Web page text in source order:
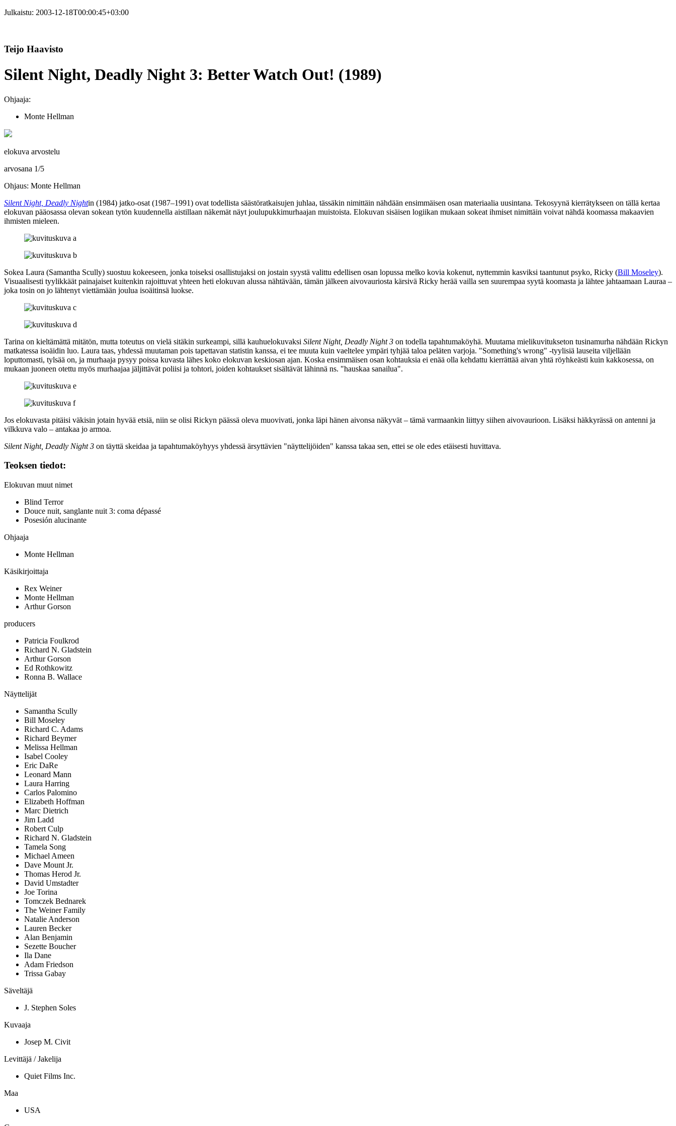
Julkaistu: 2003-12-18T00:00:45+03:00
Teijo Haavisto
Silent Night, Deadly Night 3: Better Watch Out! (1989)
Ohjaaja:
Monte Hellman
elokuva arvostelu
arvosana 1/5
Ohjaus: Monte Hellman
Silent Night, Deadly Nightin (1984) jatko-osat (1987–1991) ovat todellista säästöratkaisujen juhlaa, tässäkin nimittäin nähdään ensimmäisen osan materiaalia uusintana. Tekosyynä kierrätykseen on tällä kertaa
elokuvan pääosassa olevan sokean tytön kuudennella aistillaan näkemät näyt joulupukkimurhaajan muistoista. Elokuvan sisäisen logiikan mukaan sokeat ihmiset nimittäin voivat nähdä koomassa makaavien
ihmisten mieleen.
Sokea Laura (Samantha Scully) suostuu kokeeseen, jonka toiseksi osallistujaksi on jostain syystä valittu edellisen osan lopussa melko kovia kokenut, nyttemmin kasviksi taantunut psyko, Ricky (Bill Moseley).
Visuaalisesti tyylikkäät painajaiset kuitenkin rajoittuvat yhteen heti elokuvan alussa nähtävään, tämän jälkeen aivovauriosta kärsivä Ricky herää vailla sen suurempaa syytä koomasta ja lähtee jahtaamaan Lauraa –
joka tosin on jo lähtenyt viettämään joulua isoäitinsä luokse.
Tarina on kieltämättä mitätön, mutta toteutus on vielä sitäkin surkeampi, sillä kauhuelokuvaksi Silent Night, Deadly Night 3 on todella tapahtumaköyhä. Muutama mielikuvitukseton tusinamurha nähdään Rickyn
matkatessa isoäidin luo. Laura taas, yhdessä muutaman pois tapettavan statistin kanssa, ei tee muuta kuin vaeltelee ympäri tyhjää taloa peläten varjoja. "Something's wrong" ‑tyylisiä lauseita viljellään
loputtomasti, tylsää on, ja murhaaja pysyy poissa kuvasta lähes koko elokuvan keskiosan ajan. Koska ensimmäisen osan kohtauksia ei enää olla kehdattu kierrättää aivan yhtä röyhkeästi kuin kakkosessa, on
mukaan juoneen otettu myös murhaajaa jäljittävät poliisi ja tohtori, joiden kohtaukset sisältävät lähinnä ns. "hauskaa sanailua".
Jos elokuvasta pitäisi väkisin jotain hyvää etsiä, niin se olisi Rickyn päässä oleva muovivati, jonka läpi hänen aivonsa näkyvät – tämä varmaankin liittyy siihen aivovaurioon. Lisäksi häkkyrässä on antenni ja
vilkkuva valo – antakaa jo armoa.
Silent Night, Deadly Night 3 on täyttä skeidaa ja tapahtumaköyhyys yhdessä ärsyttävien "näyttelijöiden" kanssa takaa sen, ettei se ole edes etäisesti huvittava.
Teoksen tiedot:
Elokuvan muut nimet
Blind Terror
Douce nuit, sanglante nuit 3: coma dépassé
Posesión alucinante
Ohjaaja
Monte Hellman
Käsikirjoittaja
Rex Weiner
Monte Hellman
Arthur Gorson
producers
Patricia Foulkrod
Richard N. Gladstein
Arthur Gorson
Ed Rothkowitz
Ronna B. Wallace
Näyttelijät
Samantha Scully
Bill Moseley
Richard C. Adams
Richard Beymer
Melissa Hellman
Isabel Cooley
Eric DaRe
Leonard Mann
Laura Harring
Carlos Palomino
Elizabeth Hoffman
Marc Dietrich
Jim Ladd
Robert Culp
Richard N. Gladstein
Tamela Song
Michael Ameen
Dave Mount Jr.
Thomas Herod Jr.
David Umstadter
Joe Torina
Tomczek Bednarek
The Weiner Family
Natalie Anderson
Lauren Becker
Alan Benjamin
Sezette Boucher
Ila Dane
Adam Friedson
Trissa Gabay
Säveltäjä
J. Stephen Soles
Kuvaaja
Josep M. Civit
Levittäjä / Jakelija
Quiet Films Inc.
Maa
USA